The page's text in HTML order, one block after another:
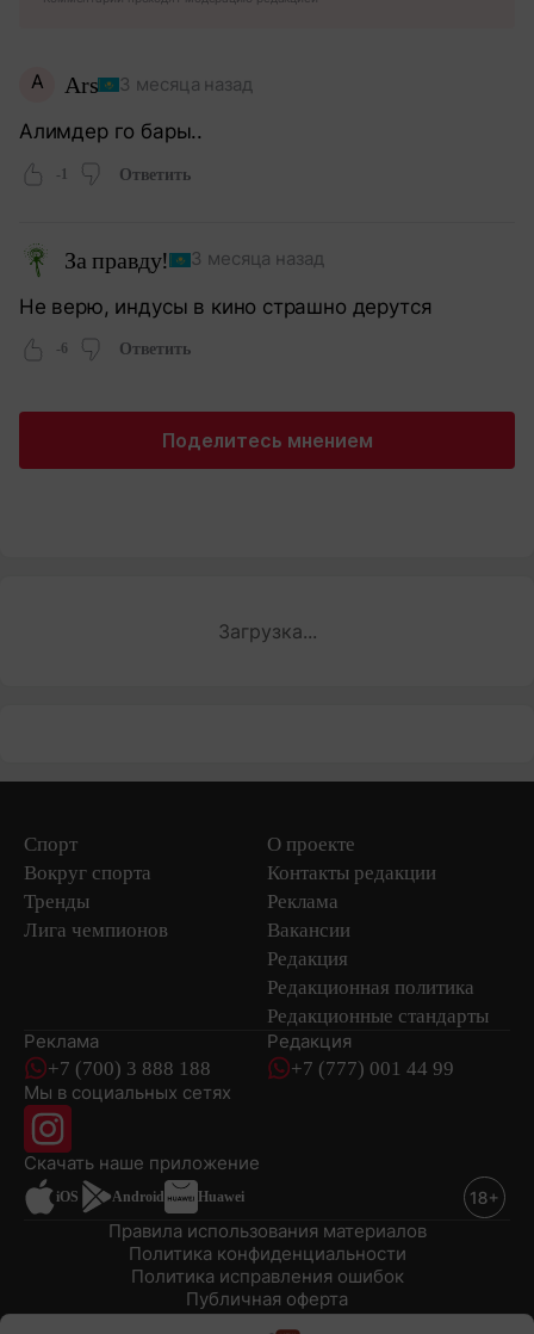
A Ars 3 месяца назад
Алимдер го бары..
-1 Ответить
За правду! 3 месяца назад
Не верю, индусы в кино страшно дерутся
-6 Ответить
Поделитесь мнением
Загрузка...
Спорт
Вокруг спорта
Тренды
Лига чемпионов
О проекте
Контакты редакции
Реклама
Вакансии
Редакция
Редакционная политика
Редакционные стандарты
Реклама
+7 (700) 3 888 188
Редакция
+7 (777) 001 44 99
Мы в социальных сетях
Скачать наше приложениеновостей
iOS Android Huawei
Публичная оферта
Политика исправления ошибок
Политика конфиденциальности
Правила использования материалов